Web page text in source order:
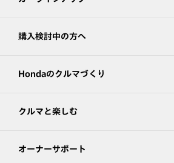
購入検討中の方へ
Hondaのクルマづくり
クルマと楽しむ
オーナーサポート